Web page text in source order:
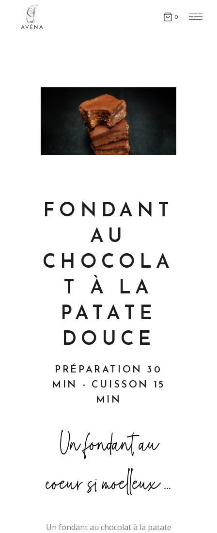
0
FONDANT
AU
CHOCOLA
T À LA
PATATE
DOUCE
PRÉPARATION 30
MIN - CUISSON 15
MIN
Un fondant au
coeur si moelleux ...
Un fondant au chocolat à la patate